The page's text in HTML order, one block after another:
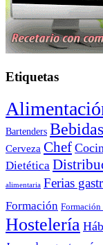
Etiquetas
Bartenders Bebidas
Cerveza Chef
Dietética
alimentaria Ferias
Formación
Hostelería